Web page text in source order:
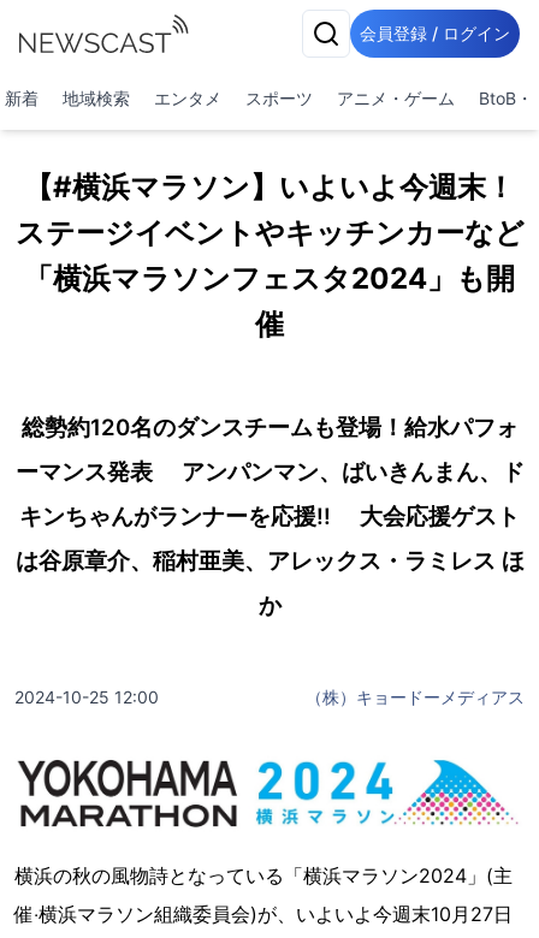
会員登録 / ログイン
新着 地域検索 エンタメ スポーツ アニメ・ゲーム BtoB・
【#横浜マラソン】いよいよ今週末！
ステージイベントやキッチンカーなど
「横浜マラソンフェスタ2024」も開
催
総勢約120名のダンスチームも登場！給水パフォ
ーマンス発表 アンパンマン、ばいきんまん、ド
キンちゃんがランナーを応援!! 大会応援ゲスト
は谷原章介、稲村亜美、アレックス・ラミレス ほ
か
2024-10-25 12:00 （株）キョードーメディアス
横浜の秋の風物詩となっている「横浜マラソン2024」(主
催‧横浜マラソン組織委員会)が、いよいよ今週末10⽉27⽇